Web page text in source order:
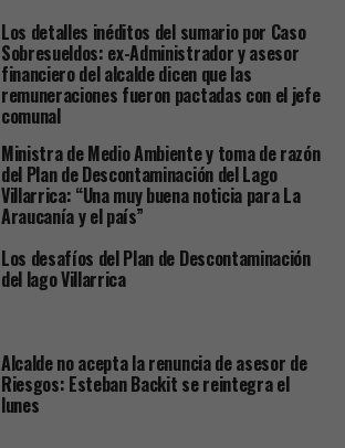
Los detalles inéditos del sumario por Caso
Sobresueldos: ex-Administrador y asesor
financiero del alcalde dicen que las
remuneraciones fueron pactadas con el jefe
comunal
Ministra de Medio Ambiente y toma de razón
del Plan de Descontaminación del Lago
Villarrica: “Una muy buena noticia para La
Araucanía y el país”
Los desafíos del Plan de Descontaminación
del lago Villarrica
Alcalde no acepta la renuncia de asesor de
Riesgos: Esteban Backit se reintegra el
lunes